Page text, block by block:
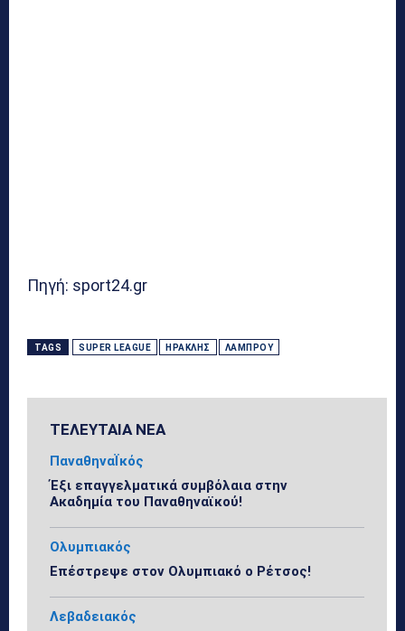
Πηγή: sport24.gr
TAGS SUPER LEAGUE ΗΡΑΚΛΉΣ ΛΆΜΠΡΟΥ
ΤΕΛΕΥΤΑΙΑ ΝΕΑ
ΠαναθηναΪκός
Έξι επαγγελματικά συμβόλαια στην
Ακαδημία του Παναθηναϊκού!
Ολυμπιακός
Επέστρεψε στον Ολυμπιακό ο Ρέτσος!
Λεβαδειακός